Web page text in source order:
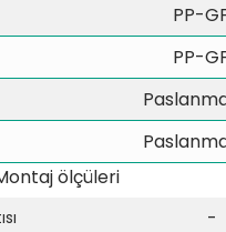
PP-
PP-
ölçüleri
-